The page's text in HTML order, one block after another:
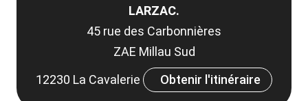
LARZAC.
45 rue des Carbonnières
ZAE Millau Sud
12230 La Cavalerie
Obtenir l'itinéraire